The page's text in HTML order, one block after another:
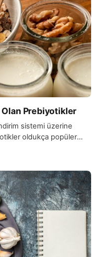
Prebiyotikler
sistemi üzerine
oldukça popüler